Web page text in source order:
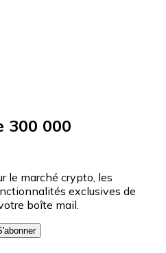
300 000
le marché crypto, les
exclusives de
boîte mail.